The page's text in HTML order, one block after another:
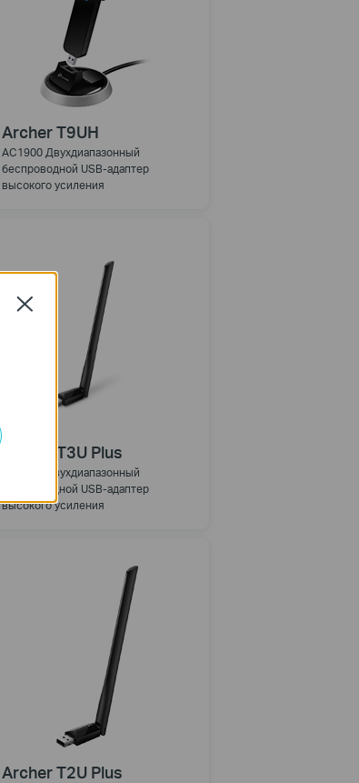
Archer T9UH
AC1900 Двухдиапазонный
беспроводной USB-адаптер
высокого усиления
Archer T3U Plus
AC1300 Двухдиапазонный
беспроводной USB-адаптер
высокого усиления
Archer T2U Plus
Close